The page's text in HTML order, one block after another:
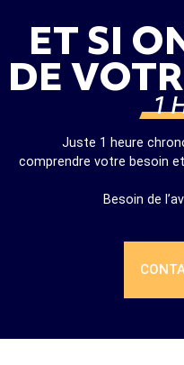
ET SI
DE
1
Juste 1 heure
comprendre votre besoin
Besoin de